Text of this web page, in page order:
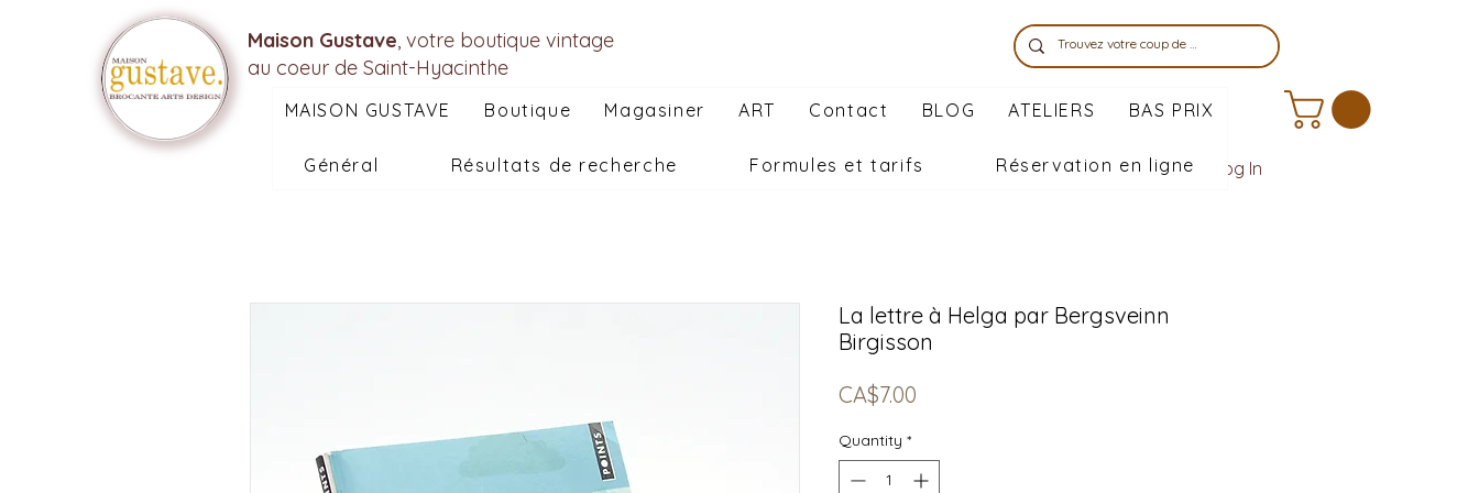
Maison Gustave, votre boutique vintage
au coeur de Saint-Hyacinthe
MAISON GUSTAVE Boutique Magasiner ART Contact BLOG ATELIERS BAS PRIX
Général Résultats de recherche Formules et tarifs Réservation en ligne
La lettre à Helga par Bergsveinn
Birgisson
CA$7.00
Quantity *
Log In